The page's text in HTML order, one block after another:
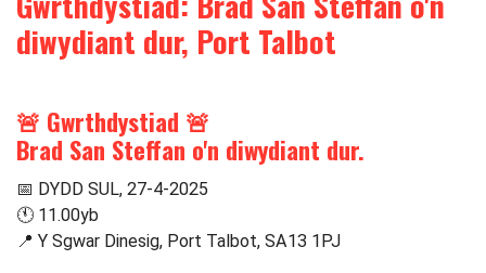
diwydiant dur, Port Talbot
🚨 Gwrthdystiad 🚨
Brad San Steffan o'n diwydiant dur.
📅 DYDD SUL, 27-4-2025
🕚 11.00yb
📍 Y Sgwar Dinesig, Port Talbot, SA13 1PJ